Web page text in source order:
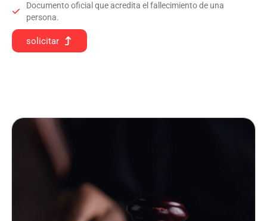
Documento oficial que acredita el fallecimiento de una
persona.
solicitar